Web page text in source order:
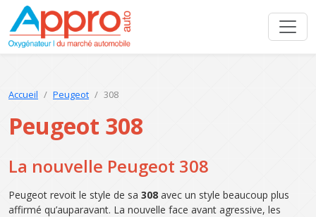
Accueil Peugeot 308
Peugeot 308
La nouvelle Peugeot 308
Peugeot revoit le style de sa 308 avec un style beaucoup plus
affirmé qu’auparavant. La nouvelle face avant agressive, les